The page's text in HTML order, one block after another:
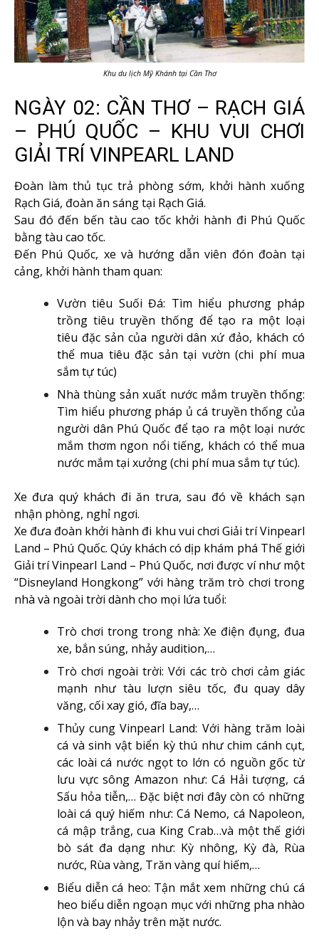
Khu du lịch Mỹ Khánh tại Cần Thơ
NGÀY 02: CẦN THƠ – RẠCH GIÁ
– PHÚ QUỐC – KHU VUI CHƠI
GIẢI TRÍ VINPEARL LAND
Đoàn làm thủ tục trả phòng sớm, khởi hành xuống
Rạch Giá, đoàn ăn sáng tại Rạch Giá.
Sau đó đến bến tàu cao tốc khởi hành đi Phú Quốc
bằng tàu cao tốc.
Đến Phú Quốc, xe và hướng dẫn viên đón đoàn tại
cảng, khởi hành tham quan:
Vườn tiêu Suối Đá: Tìm hiểu phương pháp
trồng tiêu truyền thống để tạo ra một loại
tiêu đặc sản của người dân xứ đảo, khách có
thể mua tiêu đặc sản tại vườn (chi phí mua
sắm tự túc)
Nhà thùng sản xuất nước mắm truyền thống:
Tìm hiểu phương pháp ủ cá truyền thống của
người dân Phú Quốc để tạo ra một loại nước
mắm thơm ngon nổi tiếng, khách có thể mua
nước mắm tại xưởng (chi phí mua sắm tự túc).
Xe đưa quý khách đi ăn trưa, sau đó về khách sạn
nhận phòng, nghỉ ngơi.
Xe đưa đoàn khởi hành đi khu vui chơi Giải trí Vinpearl
Land – Phú Quốc. Qúy khách có dịp khám phá Thế giới
Giải trí Vinpearl Land – Phú Quốc, nơi được ví như một
“Disneyland Hongkong” với hàng trăm trò chơi trong
nhà và ngoài trời dành cho mọi lứa tuổi:
Trò chơi trong trong nhà: Xe điện đụng, đua
xe, bắn súng, nhảy audition,…
Trò chơi ngoài trời: Với các trò chơi cảm giác
mạnh như tàu lượn siêu tốc, đu quay dây
văng, cối xay gió, đĩa bay,…
Thủy cung Vinpearl Land: Với hàng trăm loài
cá và sinh vật biển kỳ thú như chim cánh cụt,
các loài cá nước ngọt to lớn có nguồn gốc từ
lưu vực sông Amazon như: Cá Hải tượng, cá
Sấu hỏa tiễn,… Đặc biệt nơi đây còn có những
loài cá quý hiếm như: Cá Nemo, cá Napoleon,
cá mập trắng, cua King Crab…và một thế giới
bò sát đa dạng như: Kỳ nhông, Kỳ đà, Rùa
nước, Rùa vàng, Trăn vàng quí hiếm,…
Biểu diễn cá heo: Tận mắt xem những chú cá
heo biểu diễn ngoạn mục với những pha nhào
lộn và bay nhảy trên mặt nước.